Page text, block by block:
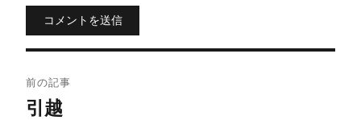
コメントを送信
稿
前の記事
引越